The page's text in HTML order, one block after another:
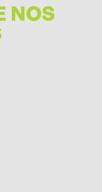
NOS